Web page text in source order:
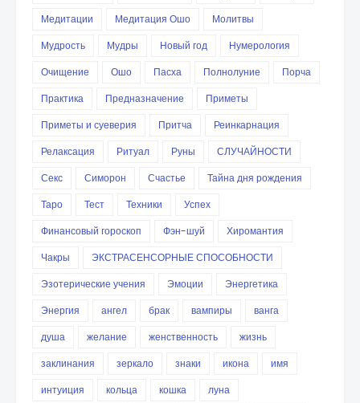
Медитации
Медитация Ошо
Молитвы
Мудрость
Мудры Новый год
Нумерология
Очищение
Ошо Пасха Полнолуние
Порча
Практика
Предназначение
Приметы
Приметы и суеверия
Притча
Реинкарнация
Релаксация
Ритуал Руны
СЛУЧАЙНОСТИ
Секс
Симорон Счастье
Тайна дня рождения
Таро
Тест Техники
Успех
Финансовый гороскоп
Фэн-шуй
Хиромантия
Чакры
ЭКСТРАСЕНСОРНЫЕ СПОСОБНОСТИ
Эзотерические учения
Эмоции
Энергетика
Энергия
ангел брак вампиры
ванга
душа
желание женственность
жизнь
заклинания
зеркало знаки икона
имя
интуиция
кольца кошка
луна